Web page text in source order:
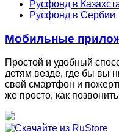
Русфонд в
Русфонд в Сербии
Мобильные
Простой и удобный
детям везде, где бы вы
свой смартфон и
же просто, как